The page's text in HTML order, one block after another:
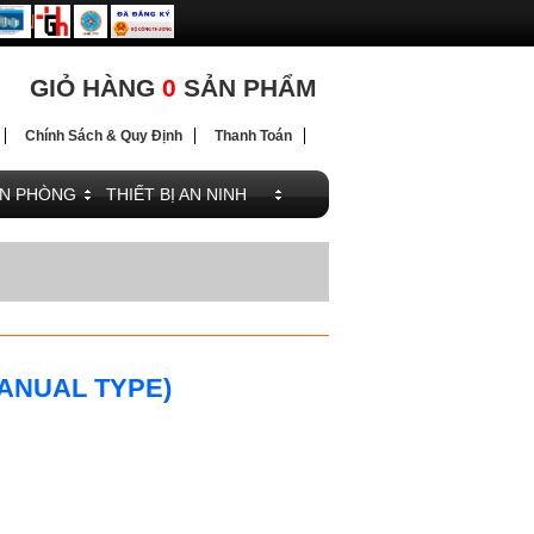
GIỎ HÀNG 0 SẢN PHẨM
Chính Sách & Quy Định Thanh Toán
PHÒNG THIẾT BỊ AN NINH
TYPE)